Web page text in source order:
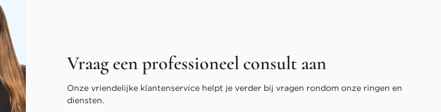
Vraag een professioneel consult aan
Onze vriendelijke klantenservice helpt je verder bij vragen rondom onze ringen en
diensten.